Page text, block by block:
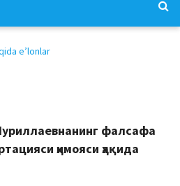
e’lonlar
фалсафа
ҳимояси ҳақида